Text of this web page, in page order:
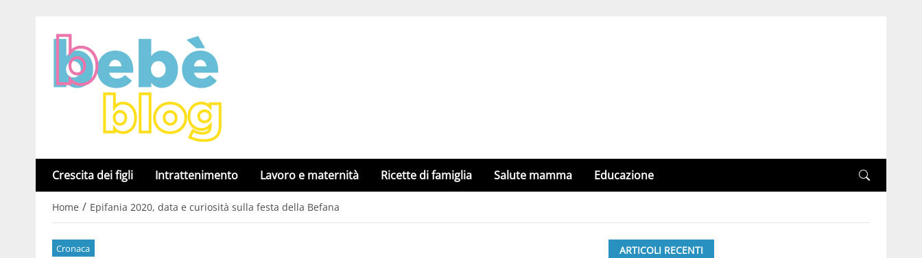
Crescita dei figli Intrattenimento Lavoro e maternità Ricette di famiglia Salute mamma Educazione
Home / Epifania 2020, data e curiosità sulla festa della Befana
Cronaca ARTICOLI RECENTI